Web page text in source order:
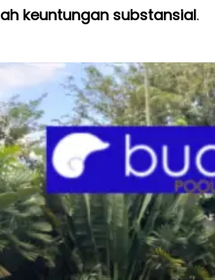
keuntungan substansial.